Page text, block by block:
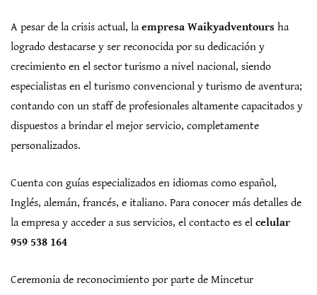
A pesar de la crisis actual, la empresa Waikyadventours ha
logrado destacarse y ser reconocida por su dedicación y
crecimiento en el sector turismo a nivel nacional, siendo
especialistas en el turismo convencional y turismo de aventura;
contando con un staff de profesionales altamente capacitados y
dispuestos a brindar el mejor servicio, completamente
personalizados.
Cuenta con guías especializados en idiomas como español,
Inglés, alemán, francés, e italiano. Para conocer más detalles de
la empresa y acceder a sus servicios, el contacto es el celular
959 538 164
Ceremonia de reconocimiento por parte de Mincetur